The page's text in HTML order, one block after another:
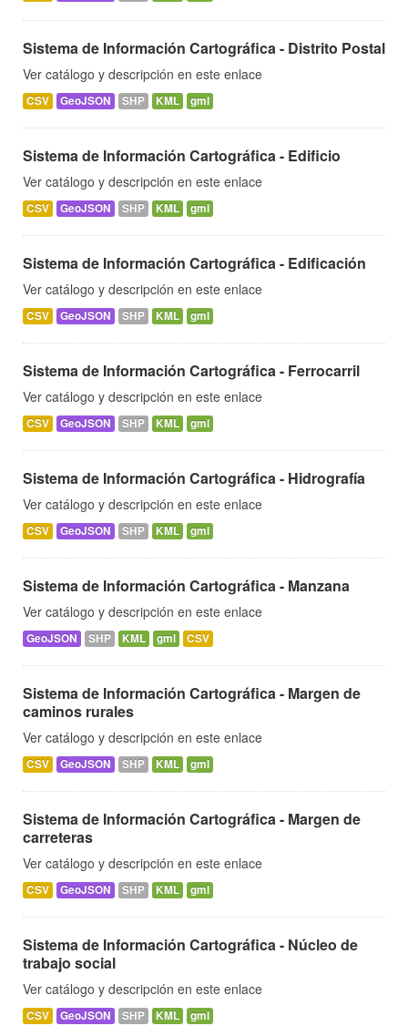
Sistema de Información Cartográfica - Distrito Postal
Ver catálogo y descripción en este enlace
CSV GeoJSON SHP KML gml
Sistema de Información Cartográfica - Edificio
Ver catálogo y descripción en este enlace
CSV GeoJSON SHP KML gml
Sistema de Información Cartográfica - Edificación
Ver catálogo y descripción en este enlace
CSV GeoJSON SHP KML gml
Sistema de Información Cartográfica - Ferrocarril
Ver catálogo y descripción en este enlace
CSV GeoJSON SHP KML gml
Sistema de Información Cartográfica - Hidrografía
Ver catálogo y descripción en este enlace
CSV GeoJSON SHP KML gml
Sistema de Información Cartográfica - Manzana
Ver catálogo y descripción en este enlace
GeoJSON SHP KML gml CSV
Sistema de Información Cartográfica - Margen de
caminos rurales
Ver catálogo y descripción en este enlace
CSV GeoJSON SHP KML gml
Sistema de Información Cartográfica - Margen de
carreteras
Ver catálogo y descripción en este enlace
CSV GeoJSON SHP KML gml
Sistema de Información Cartográfica - Núcleo de
trabajo social
Ver catálogo y descripción en este enlace
CSV GeoJSON SHP KML gml